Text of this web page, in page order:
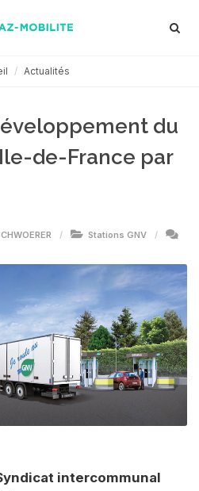
Actualités
du
de-France par
Stations GNV
intercommunal